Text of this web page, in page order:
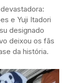
e Yuji Itadori
designado
deixou os fãs
da história.